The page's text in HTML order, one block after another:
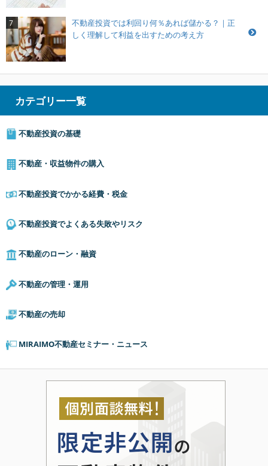
7
不動産投資では利回り何％あれば儲かる？｜正
しく理解して利益を出すための考え方
カテゴリー一覧
不動産投資の基礎
不動産・収益物件の購入
不動産投資でかかる経費・税金
不動産投資でよくある失敗やリスク
不動産のローン・融資
不動産の管理・運用
不動産の売却
MIRAIMO不動産セミナー・ニュース